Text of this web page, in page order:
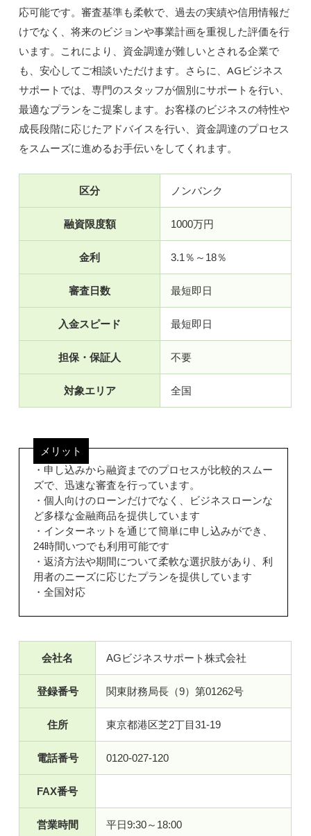
応可能です。審査基準も柔軟で、過去の実績や信用情報だ
けでなく、将来のビジョンや事業計画を重視した評価を行
います。これにより、資金調達が難しいとされる企業で
も、安心してご相談いただけます。さらに、AGビジネス
サポートでは、専門のスタッフが個別にサポートを行い、
最適なプランをご提案します。お客様のビジネスの特性や
成長段階に応じたアドバイスを行い、資金調達のプロセス
をスムーズに進めるお手伝いをしてくれます。
区分 ノンバンク
融資限度額 1000万円
金利 3.1％～18％
審査日数 最短即日
入金スピード 最短即日
担保・保証人 不要
対象エリア 全国
メリット
・申し込みから融資までのプロセスが比較的スムー
ズで、迅速な審査を行っています。
・個人向けのローンだけでなく、ビジネスローンな
ど多様な金融商品を提供しています
・インターネットを通じて簡単に申し込みができ、
24時間いつでも利用可能です
・返済方法や期間について柔軟な選択肢があり、利
用者のニーズに応じたプランを提供しています
・全国対応
会社名 AGビジネスサポート株式会社
登録番号 関東財務局長（9）第01262号
住所 東京都港区芝2丁目31-19
電話番号 0120-027-120
FAX番号
営業時間 平日9:30～18:00